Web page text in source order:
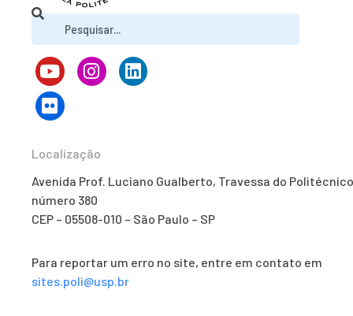
Localização
Avenida Prof. Luciano Gualberto, Travessa do
número 380
CEP – 05508-010 – São Paulo – SP
Para reportar um erro no site, entre em contato em
sites.poli@usp.br